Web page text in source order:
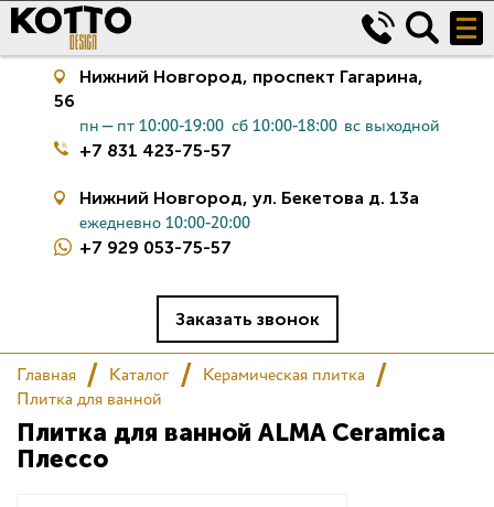
Керамическая плитка
Салон
Сертификаты
Нижний Новгород, проспект Гагарина,
56
пн—пт 10:00-19:00 сб 10:00-18:00 вс выходной
+7 831 423-75-57
Нижний Новгород, ул. Бекетова д. 13а
ежедневно 10:00-20:00
+7 929 053-75-57
Заказать звонок
Главная Каталог
Керамическая плитка
Плитка для ванной
Плитка для ванной ALMA Ceramica
Плессо